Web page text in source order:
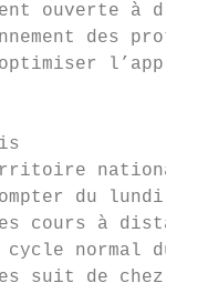
ouverte à
des
territoire
du lundi 16
cours à
normal du
suit de chez